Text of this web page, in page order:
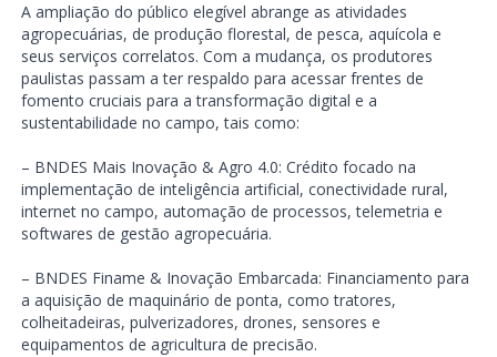
A ampliação do público elegível abrange as atividades
agropecuárias, de produção florestal, de pesca, aquícola e
seus serviços correlatos. Com a mudança, os produtores
paulistas passam a ter respaldo para acessar frentes de
fomento cruciais para a transformação digital e a
sustentabilidade no campo, tais como:
– BNDES Mais Inovação & Agro 4.0: Crédito focado na
implementação de inteligência artificial, conectividade rural,
internet no campo, automação de processos, telemetria e
softwares de gestão agropecuária.
– BNDES Finame & Inovação Embarcada: Financiamento para
a aquisição de maquinário de ponta, como tratores,
colheitadeiras, pulverizadores, drones, sensores e
equipamentos de agricultura de precisão.